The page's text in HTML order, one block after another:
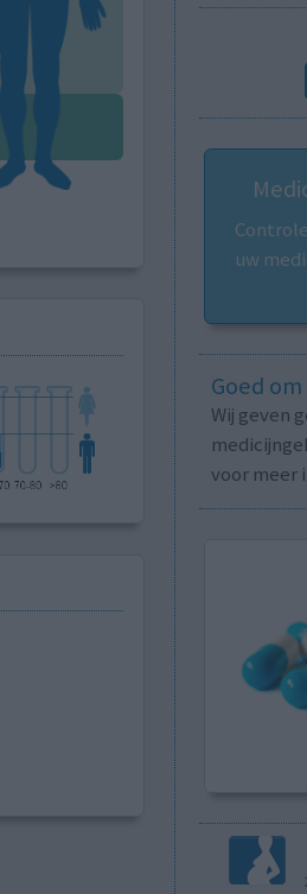
uw
Goed
Wij geven
voor meer